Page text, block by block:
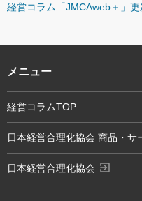
経営コラム「JMCAweb＋」
メニュー
経営コラムTOP
日本経営合理化協会 商品・サ
日本経営合理化協会 exit_to_app